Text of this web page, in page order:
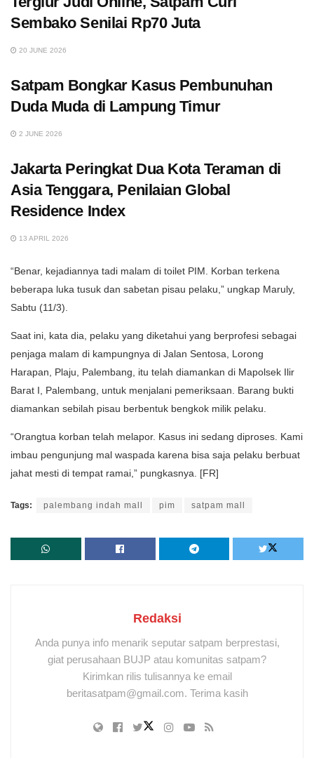
Sembako Senilai Rp70 Juta
20 JUNE 2026
Satpam Bongkar Kasus Pembunuhan
Duda Muda di Lampung Timur
2 JUNE 2026
Jakarta Peringkat Dua Kota Teraman di
Asia Tenggara, Penilaian Global
Residence Index
13 APRIL 2026
“Benar, kejadiannya tadi malam di toilet PIM. Korban terkena
beberapa luka tusuk dan sabetan pisau pelaku,” ungkap Maruly,
Sabtu (11/3).
Saat ini, kata dia, pelaku yang diketahui yang berprofesi sebagai
penjaga malam di kampungnya di Jalan Sentosa, Lorong
Harapan, Plaju, Palembang, itu telah diamankan di Mapolsek Ilir
Barat I, Palembang, untuk menjalani pemeriksaan. Barang bukti
diamankan sebilah pisau berbentuk bengkok milik pelaku.
“Orangtua korban telah melapor. Kasus ini sedang diproses. Kami
imbau pengunjung mal waspada karena bisa saja pelaku berbuat
jahat mesti di tempat ramai,” pungkasnya. [FR]
Tags: palembang indah mall pim satpam mall
Redaksi
Anda punya info menarik seputar satpam berprestasi,
giat perusahaan BUJP atau komunitas satpam?
Kirimkan rilis tulisannya ke email
beritasatpam@gmail.com. Terima kasih